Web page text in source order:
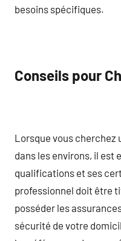
besoins spécifiques.
Conseils pour
Lorsque vous cherchez
dans les environs, il est
qualifications et ses
professionnel doit être
posséder les
sécurité de votre